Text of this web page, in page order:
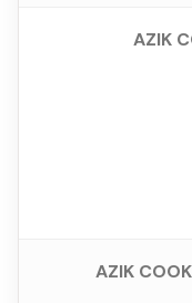
AZIK
AZIK